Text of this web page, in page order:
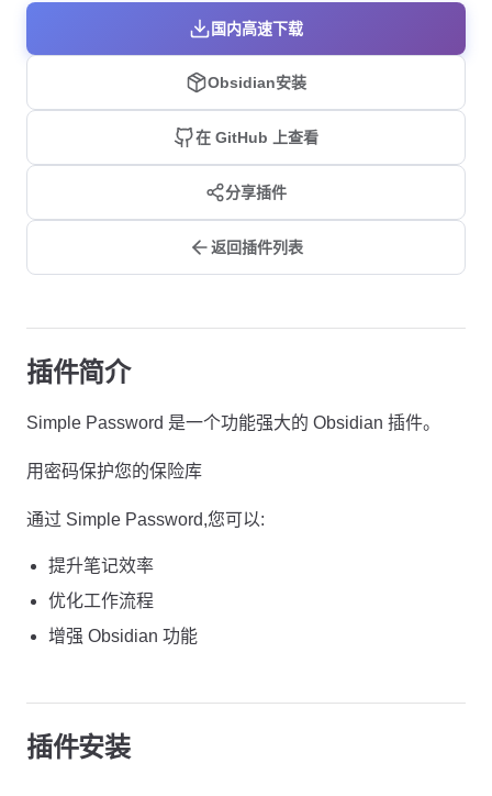
国内高速下载
Obsidian安装
在 GitHub 上查看
分享插件
返回插件列表
插件简介
Simple Password 是一个功能强大的 Obsidian 插件。
用密码保护您的保险库
通过 Simple Password,您可以:
提升笔记效率
优化工作流程
增强 Obsidian 功能
插件安装